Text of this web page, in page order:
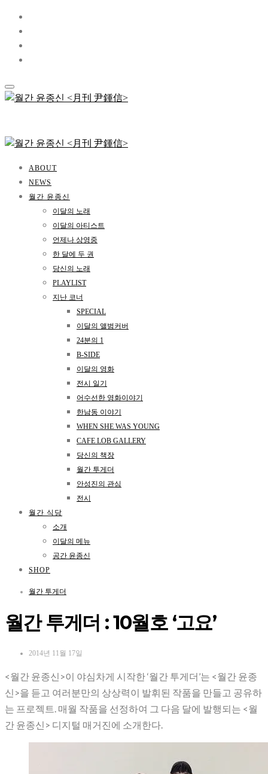
ABOUT
NEWS
월간 윤종신
이달의 노래
이달의 아티스트
언제나 상영중
한 달에 두 권
당신의 노래
PLAYLIST
지난 코너
SPECIAL
이달의 앨범커버
24분의 1
B-SIDE
이달의 영화
전시 일기
어수선한 영화이야기
한남동 이야기
WHEN SHE WAS YOUNG
CAFE LOB GALLERY
당신의 책장
월간 투게더
안성진의 관심
전시
월간 식당
소개
이달의 메뉴
공간 윤종신
SHOP
월간 투게더
월간 투게더 : 10월호 ‘고요’
2014년 11월 17일
<월간 윤종신>이 야심차게 시작한 ‘월간 투게더’는 <월간 윤종
신>을 듣고 여러분만의 상상력이 발휘된 작품을 만들고 공유하
는 프로젝트. 매월 작품을 선정하여 그 다음 달에 발행되는 <월
간 윤종신> 디지털 매거진에 소개한다.